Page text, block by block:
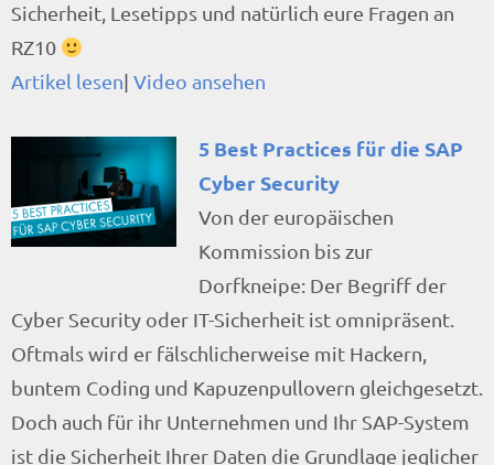
Sicherheit, Lesetipps und natürlich eure Fragen an
RZ10
Artikel lesen| Video ansehen
5 Best Practices für die SAP
Cyber Security
Von der europäischen
Kommission bis zur
Dorfkneipe: Der Begriff der
Cyber Security oder IT-Sicherheit ist omnipräsent.
Oftmals wird er fälschlicherweise mit Hackern,
buntem Coding und Kapuzenpullovern gleichgesetzt.
Doch auch für ihr Unternehmen und Ihr SAP-System
ist die Sicherheit Ihrer Daten die Grundlage jeglicher